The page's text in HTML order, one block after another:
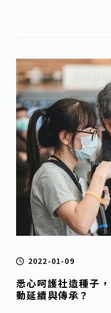
2022-01-09
悉心呵護社造種子
動延續與傳承？